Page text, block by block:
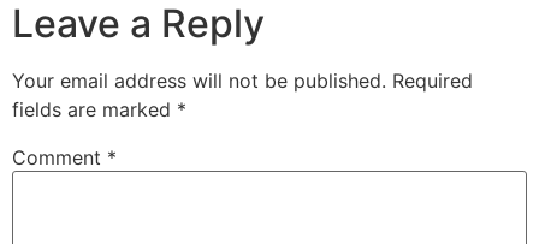
Leave a Reply
Your email address will not be published. Required
fields are marked *
Comment *